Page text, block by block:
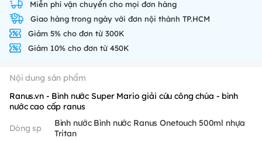
Miễn phí vận chuyển cho mọi đơn hàng
Giao hàng trong ngày với đơn nội thành TP.HCM
Giảm 5% cho đơn từ 300K
Giảm 10% cho đơn từ 450K
Nội dung sản phẩm
Ranus.vn - Bình nước Super Mario giải cứu công chúa - bình
nước cao cấp ranus
Dòng sp
Bình nước Bình nước Ranus Onetouch 500ml nhựa
Tritan